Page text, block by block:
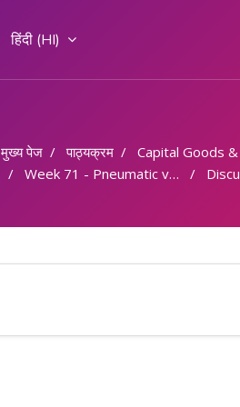
हिंदी ‎(HI)‎
मुख्य पेज पाठ्यक्रम Capital Goods &
Week 71 - Pneumatic valves and Electro-pneumatics